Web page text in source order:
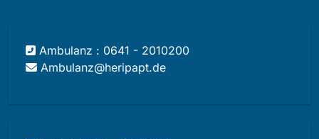
Ambulanz : 0641 - 2010200
Ambulanz@heripapt.de